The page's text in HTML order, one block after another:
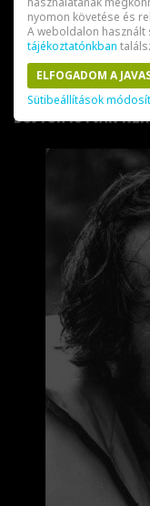
Bujtor István
nyomon követése és
A weboldalon
tájékoztatónkban
ELFOGADOM A
Sütibeállítások